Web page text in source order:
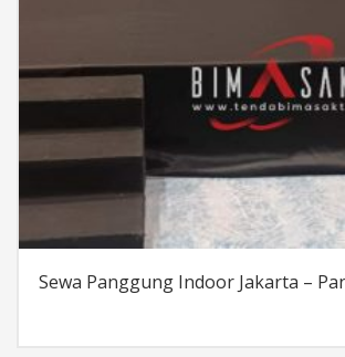
Sewa Panggung Indoor Jakarta –